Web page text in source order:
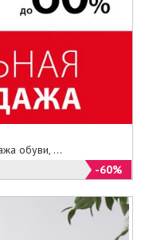
обуви, ...
-60%